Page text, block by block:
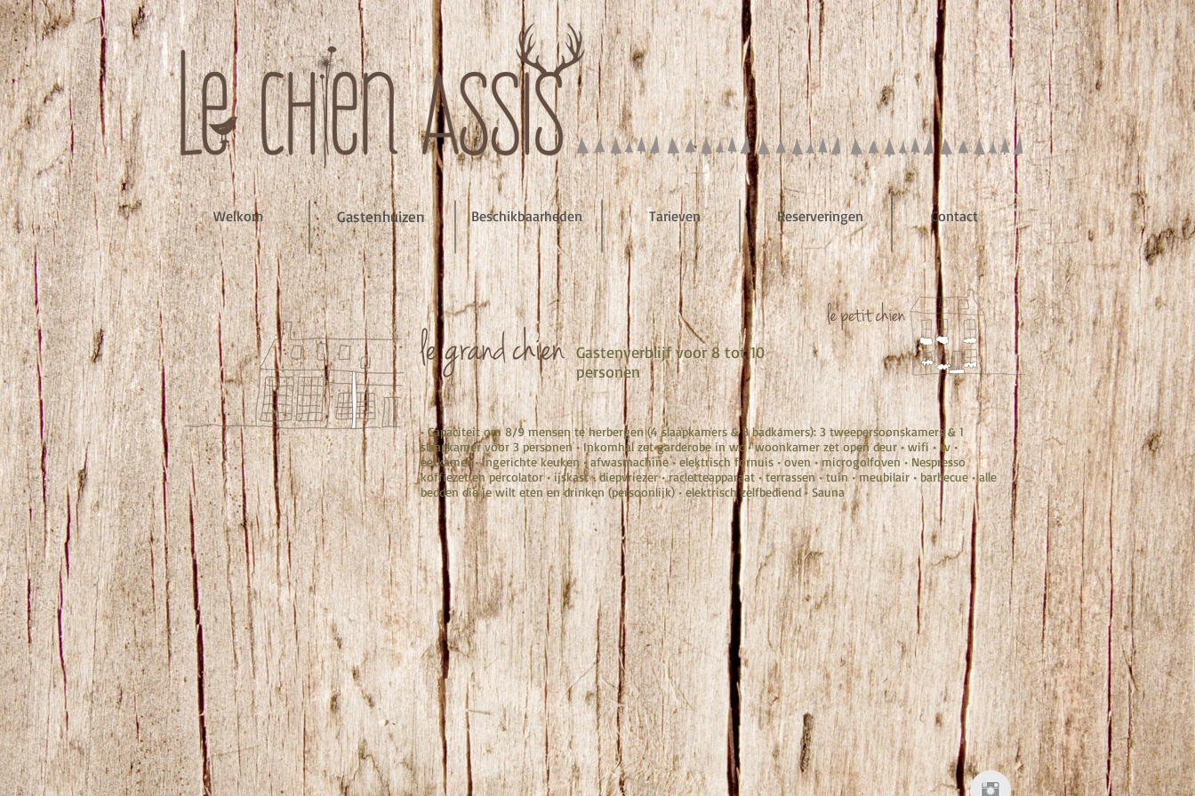
Welkom Gastenhuizen Beschikbaarheden Tarieven Reserveringen Contact
Gastenverblijf voor 8 tot 10
personen
• Capaciteit om 8/9 mensen te herbergen (4 slaapkamers & 3 badkamers): 3 tweepersoonskamers & 1
slaapkamer voor 3 personen • Inkomhal zet garderobe in wc • woonkamer zet open deur • wifi • tv •
eetkamer • ingerichte keuken • afwasmachine • elektrisch fornuis • oven • microgolfoven • Nespresso
koffiezet en percolator • ijskast • diepvriezer • racletteapparaat • terrassen • tuin • meubilair • barbecue • alle
bedden die je wilt eten en drinken (persoonlijk) • elektrisch zelfbediend • Sauna